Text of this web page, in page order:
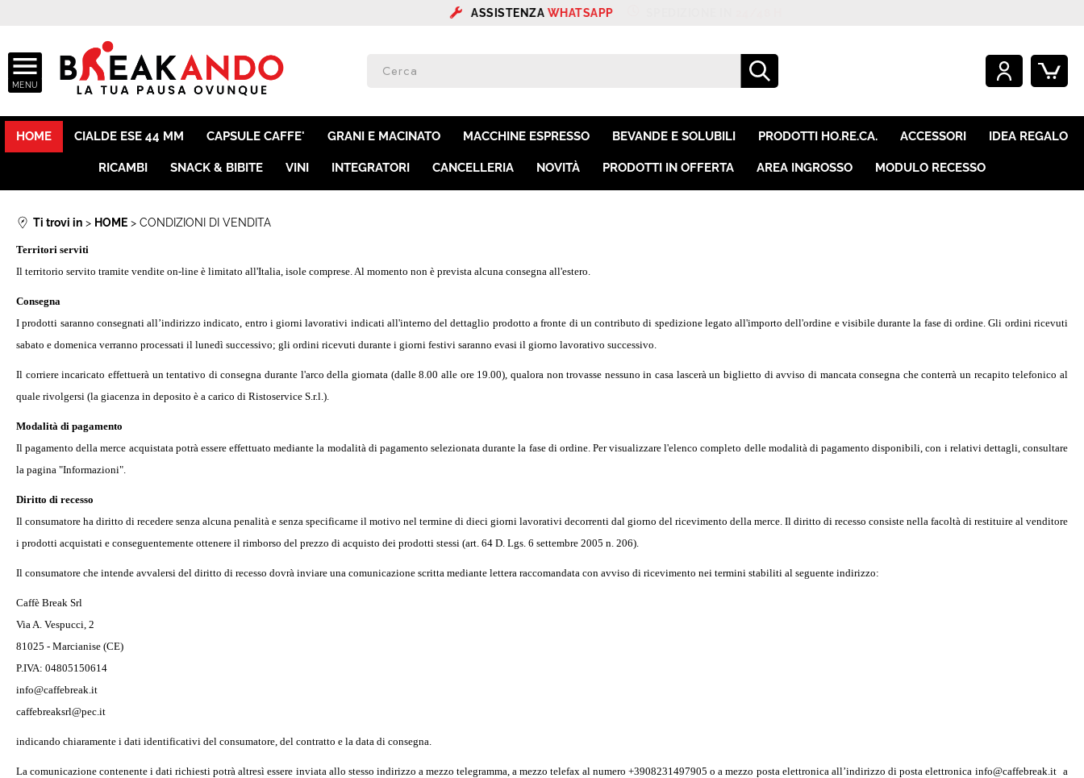
ASSISTENZAWHATSAPP SPEDIZIONE IN
Per completare l'ordine inserisci
poi clicca sul pulsante "Accedi"
E-mail:
Hai perso la password?
Se non sei ancora registrato sul
"Registrati"
HOME CIALDE ESE 44 MM CAPSULE CAFFE' GRANI E MACINATO MACCHINE ESPRESSO BEVANDE E SOLUBILI PRODOTTI HO.RE.CA. ACCESSORI IDEA REGALO
RICAMBI SNACK & BIBITE VINI INTEGRATORI CANCELLERIA NOVITÀ PRODOTTI IN OFFERTA AREA INGROSSO MODULO RECESSO
Ti trovi in HOME CONDIZIONI DI VENDITA
Territori serviti
Il territorio servito tramite vendite on-line è limitato all'Italia, isole comprese. Al momento non è prevista alcuna consegna all'estero.
Consegna
I prodotti saranno consegnati all’indirizzo indicato, entro i giorni lavorativi indicati all'interno del dettaglio prodotto a fronte di un contributo di spedizione legato all'importo dell'ordine e visibile durante la fase di ordine. Gli ordini ricevuti
sabato e domenica verranno processati il lunedì successivo; gli ordini ricevuti durante i giorni festivi saranno evasi il giorno lavorativo successivo.
Il corriere incaricato effettuerà un tentativo di consegna durante l'arco della giornata (dalle 8.00 alle ore 19.00), qualora non trovasse nessuno in casa lascerà un biglietto di avviso di mancata consegna che conterrà un recapito telefonico al
quale rivolgersi (la giacenza in deposito è a carico di Ristoservice S.r.l.).
Modalità di pagamento
Il pagamento della merce acquistata potrà essere effettuato mediante la modalità di pagamento selezionata durante la fase di ordine. Per visualizzare l'elenco completo delle modalità di pagamento disponibili, con i relativi dettagli, consultare
la pagina "Informazioni".
Diritto di recesso
Il consumatore ha diritto di recedere senza alcuna penalità e senza specificarne il motivo nel termine di dieci giorni lavorativi decorrenti dal giorno del ricevimento della merce. Il diritto di recesso consiste nella facoltà di restituire al venditore
i prodotti acquistati e conseguentemente ottenere il rimborso del prezzo di acquisto dei prodotti stessi (art. 64 D. Lgs. 6 settembre 2005 n. 206).
Il consumatore che intende avvalersi del diritto di recesso dovrà inviare una comunicazione scritta mediante lettera raccomandata con avviso di ricevimento nei termini stabiliti al seguente indirizzo:
Caffè Break Srl
Via A. Vespucci, 2
81025 - Marcianise (CE)
P.IVA: 04805150614
info@caffebreak.it
caffebreaksrl@pec.it
indicando chiaramente i dati identificativi del consumatore, del contratto e la data di consegna.
La comunicazione contenente i dati richiesti potrà altresì essere inviata allo stesso indirizzo a mezzo telegramma, a mezzo telefax al numero +3908231497905 o a mezzo posta elettronica all’indirizzo di posta elettronica info@caffebreak.it a